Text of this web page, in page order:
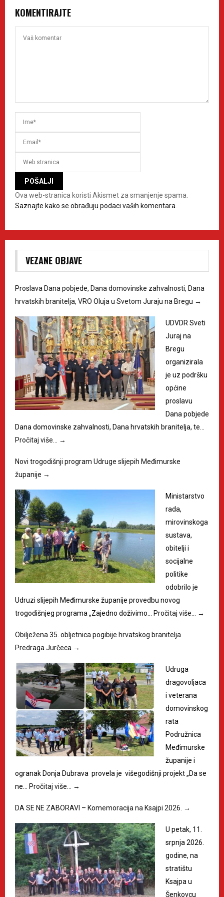
KOMENTIRAJTE
Ova web-stranica koristi Akismet za smanjenje spama.
Saznajte kako se obrađuju podaci vaših komentara.
VEZANE OBJAVE
Proslava Dana pobjede, Dana domovinske zahvalnosti, Dana
hrvatskih branitelja, VRO Oluja u Svetom Juraju na Bregu →
UDVDR Sveti
Juraj na
Bregu
organizirala
je uz podršku
općine
proslavu
Dana pobjede
Dana domovinske zahvalnosti, Dana hrvatskih branitelja, te…
Pročitaj više…
→
Novi trogodišnji program Udruge slijepih Međimurske
županije →
Ministarstvo
rada,
mirovinskoga
sustava,
obitelji i
socijalne
politike
odobrilo je
Udruzi slijepih Međimurske županije provedbu novog
trogodišnjeg programa „Zajedno doživimo…
Pročitaj više… →
Obilježena 35. obljetnica pogibije hrvatskog branitelja
Predraga Jurčeca →
Udruga
dragovoljaca
i veterana
domovinskog
rata
Podružnica
Međimurske
županije i
ogranak Donja Dubrava provela je višegodišnji projekt „Da se
ne…
Pročitaj više… →
DA SE NE ZABORAVI – Komemoracija na Ksajpi 2026. →
U petak, 11.
srpnja 2026.
godine, na
stratištu
Ksajpa u
Šenkovcu